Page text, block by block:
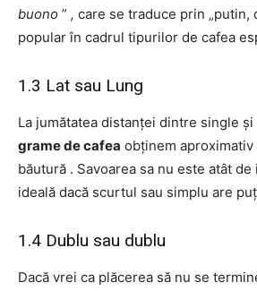
buono ” , care se traduce prin „putin,
popular în cadrul tipurilor de cafea
1.3 Lat sau Lung
La jumătatea distanței dintre single și
grame de cafea obținem
băutură . Savoarea sa nu este atât
ideală dacă scurtul sau simplu are
1.4 Dublu sau dublu
Dacă vrei ca plăcerea să nu se